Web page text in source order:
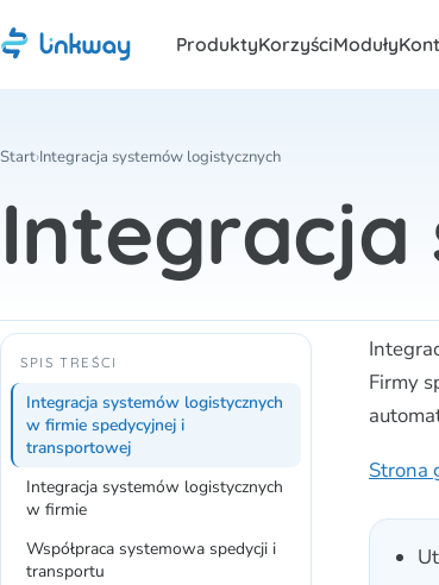
ProduktyKorzyściModuły
Start›Integracja systemów logistycznych
Integracja
SPIS TREŚCI
Integracja systemów logistycznych
w firmie spedycyjnej i
transportowej
Integracja systemów logistycznych
w firmie
Współpraca systemowa spedycji i
transportu
Firmy
Strona